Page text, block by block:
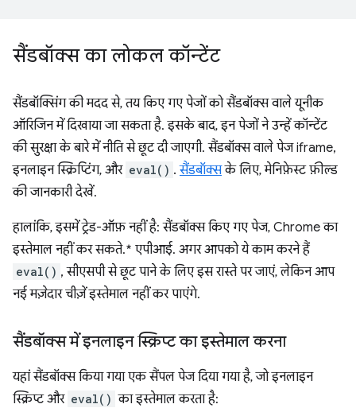
सैंडबॉक्स का लोकल कॉन्टेंट
सैंडबॉक्सिंग की मदद से, तय किए गए पेजों को सैंडबॉक्स वाले यूनीक
ऑरिजिन में दिखाया जा सकता है. इसके बाद, इन पेजों ने उन्हें कॉन्टेंट
की सुरक्षा के बारे में नीति से छूट दी जाएगी. सैंडबॉक्स वाले पेज iframe,
इनलाइन स्क्रिप्टिंग, और eval() .सैंडबॉक्सके लिए, मेनिफ़ेस्ट फ़ील्ड
की जानकारी देखें.
हालांकि, इसमें ट्रेड-ऑफ़ नहीं है: सैंडबॉक्स किए गए पेज, Chrome का
इस्तेमाल नहीं कर सकते.* एपीआई. अगर आपको ये काम करने हैं
eval() , सीएसपी से छूट पाने के लिए इस रास्ते पर जाएं, लेकिन आप
नई मज़ेदार चीज़ें इस्तेमाल नहीं कर पाएंगे.
सैंडबॉक्स में इनलाइन स्क्रिप्ट का इस्तेमाल करना
यहां सैंडबॉक्स किया गया एक सैंपल पेज दिया गया है, जो इनलाइन
स्क्रिप्ट और eval() का इस्तेमाल करता है: